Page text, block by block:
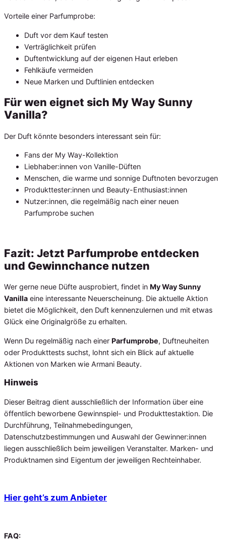
Vorteile einer Parfumprobe:
Duft vor dem Kauf testen
Verträglichkeit prüfen
Duftentwicklung auf der eigenen Haut erleben
Fehlkäufe vermeiden
Neue Marken und Duftlinien entdecken
Für wen eignet sich My Way Sunny
Vanilla?
Der Duft könnte besonders interessant sein für:
Fans der My Way-Kollektion
Liebhaber:innen von Vanille-Düften
Menschen, die warme und sonnige Duftnoten bevorzugen
Produkttester:innen und Beauty-Enthusiast:innen
Nutzer:innen, die regelmäßig nach einer neuen
Parfumprobe suchen
Fazit: Jetzt Parfumprobe entdecken
und Gewinnchance nutzen
Wer gerne neue Düfte ausprobiert, findet in My Way Sunny
Vanilla eine interessante Neuerscheinung. Die aktuelle Aktion
bietet die Möglichkeit, den Duft kennenzulernen und mit etwas
Glück eine Originalgröße zu erhalten.
Wenn Du regelmäßig nach einer Parfumprobe, Duftneuheiten
oder Produkttests suchst, lohnt sich ein Blick auf aktuelle
Aktionen von Marken wie Armani Beauty.
Hinweis
Dieser Beitrag dient ausschließlich der Information über eine
öffentlich beworbene Gewinnspiel- und Produkttestaktion. Die
Durchführung, Teilnahmebedingungen,
Datenschutzbestimmungen und Auswahl der Gewinner:innen
liegen ausschließlich beim jeweiligen Veranstalter. Marken- und
Produktnamen sind Eigentum der jeweiligen Rechteinhaber.
Hier geht’s zum Anbieter
FAQ: